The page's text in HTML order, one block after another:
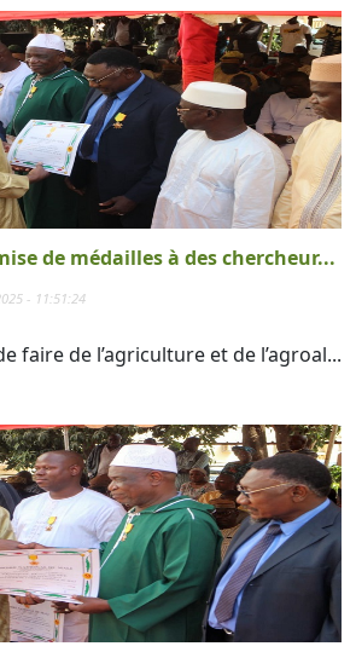
de médailles à des chercheur...
- 11:51:24
faire de l’agriculture et de l’agroal...